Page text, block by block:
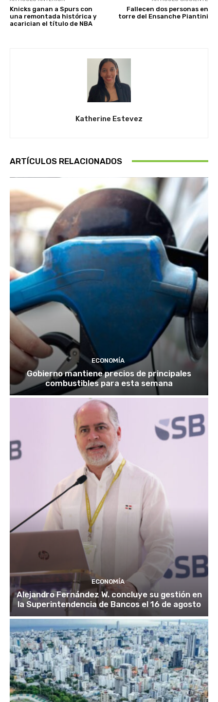
Knicks ganan a Spurs con
una remontada histórica y
acarician el título de NBA
Fallecen dos personas en
torre del Ensanche Piantini
Katherine Estevez
ARTÍCULOS RELACIONADOS
ECONOMÍA
Gobierno mantiene precios de principales
combustibles para esta semana
ECONOMÍA
Alejandro Fernández W. concluye su gestión en
la Superintendencia de Bancos el 16 de agosto